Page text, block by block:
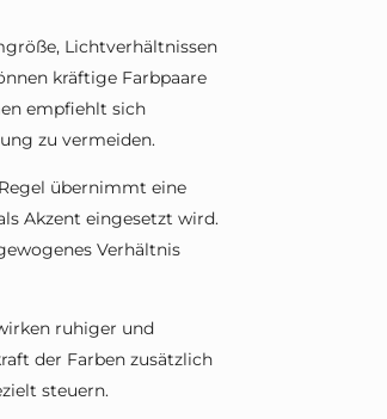
Lichtverhältnissen
kräftige Farbpaare
empfiehlt sich
zu vermeiden.
übernimmt eine
Akzent eingesetzt wird.
Verhältnis
ruhiger und
der Farben zusätzlich
steuern.